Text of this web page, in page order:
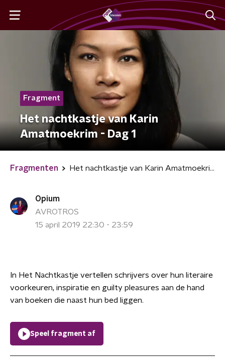
Fragment
Het nachtkastje van Karin
Amatmoekrim - Dag 1
Fragmenten Het nachtkastje van Karin Amatmoekrim - Dag 1
Opium
AVROTROS
15 april 2019 22:30 - 23:59
In Het Nachtkastje vertellen schrijvers over hun literaire
voorkeuren, inspiratie en guilty pleasures aan de hand
van boeken die naast hun bed liggen.
Speel fragment af